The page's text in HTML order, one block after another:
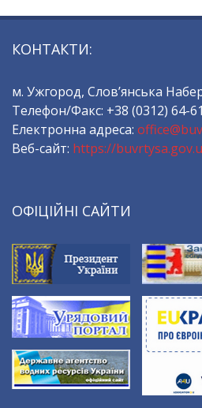
КОНТАКТИ:
м. Ужгород, Слов’янська
Телефон/Факс: +38 (0312) 64-
Електронна адреса:
Веб-сайт: https://
ОФІЦІЙНІ САЙТИ